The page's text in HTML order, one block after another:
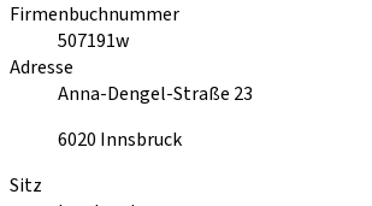
Firmenbuchnummer
507191w
Adresse
Anna-Dengel-Straße 23
6020 Innsbruck
Sitz